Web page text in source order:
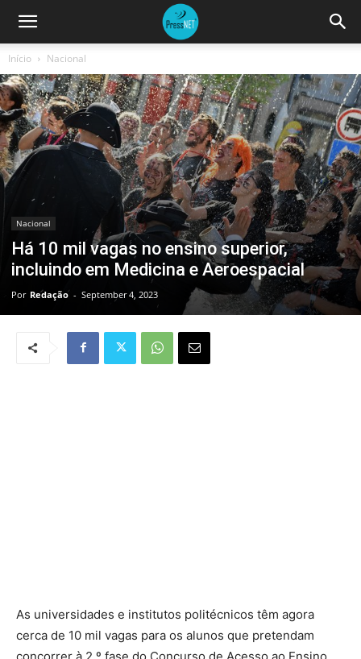
Início Nacional
Nacional
Há 10 mil vagas no ensino superior,
incluindo em Medicina e Aeroespacial
Por Redação - September 4, 2023
As universidades e institutos politécnicos têm agora
cerca de 10 mil vagas para os alunos que pretendam
concorrer à 2.º fase do Concurso de Acesso ao Ensino